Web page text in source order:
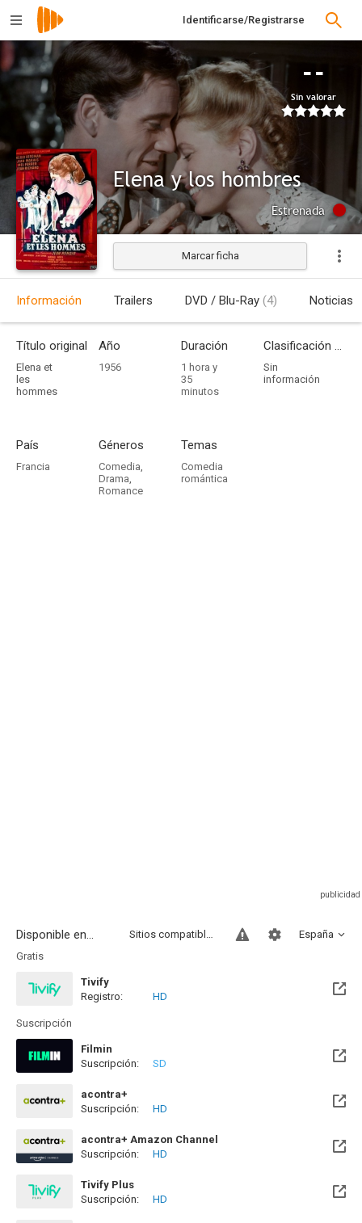
Identificarse/Registrarse
--
Sin valorar
Elena y los hombres
Estrenada
Marcar ficha
Información Trailers DVD / Blu-Ray (4) Noticias
Título original
Elena et
les
hommes
Año
1956
Duración
1 hora y
35
minutos
Clasificación por edades
Sin
información
País
Francia
Géneros
Comedia,
Drama,
Romance
Temas
Comedia
romántica
Disponible en... España
Sitios compatibles
Gratis
Tivify
Disponible hasta el Mié, 09 May 2029 (Quedan 2 años)
Registro: HD
Suscripción
Filmin
Disponible hasta el Lun, 09 Nov 2026 (Quedan 3 meses)
Suscripción: SD
acontra+
Suscripción:
HD
acontra+ Amazon Channel
Suscripción:
HD
Tivify Plus
Disponible hasta el Mié, 09 May 2029 (Quedan 2 años)
Suscripción: HD